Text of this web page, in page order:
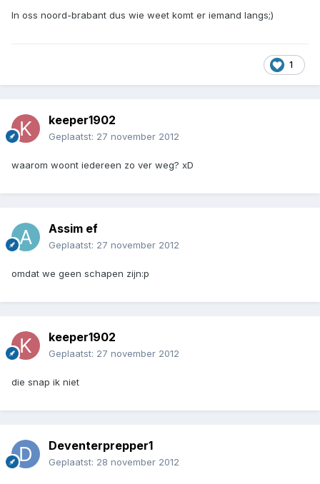
In oss noord-brabant dus wie weet komt er iemand langs;)
1
keeper1902
Geplaatst: 27 november 2012
waarom woont iedereen zo ver weg? xD
Assim ef
Geplaatst: 27 november 2012
omdat we geen schapen zijn:p
keeper1902
Geplaatst: 27 november 2012
die snap ik niet
Deventerprepper1
Geplaatst: 28 november 2012